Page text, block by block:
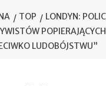
TOP
LONDYN:
LUDOBÓJSTWU”